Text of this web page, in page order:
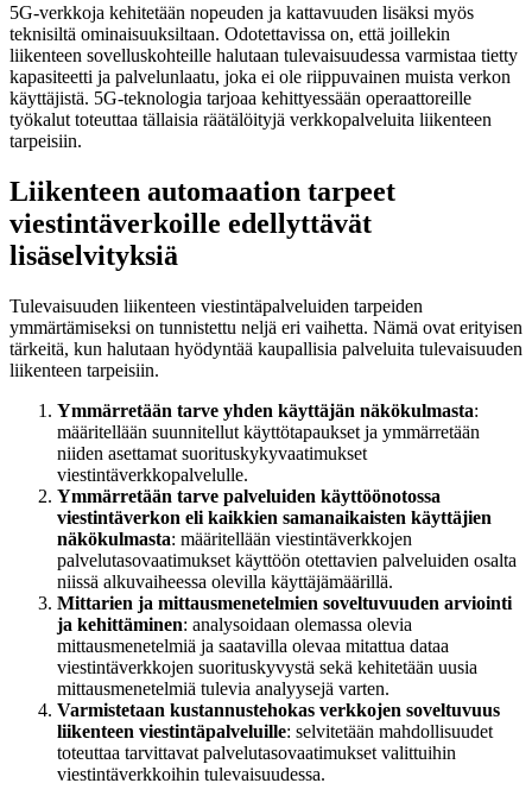
5G-verkkoja kehitetään nopeuden ja kattavuuden lisäksi myös
teknisiltä ominaisuuksiltaan. Odotettavissa on, että joillekin
liikenteen sovelluskohteille halutaan tulevaisuudessa varmistaa tietty
kapasiteetti ja palvelunlaatu, joka ei ole riippuvainen muista verkon
käyttäjistä. 5G-teknologia tarjoaa kehittyessään operaattoreille
työkalut toteuttaa tällaisia räätälöityjä verkkopalveluita liikenteen
tarpeisiin.
Liikenteen automaation tarpeet
viestintäverkoille edellyttävät
lisäselvityksiä
Tulevaisuuden liikenteen viestintäpalveluiden tarpeiden
ymmärtämiseksi on tunnistettu neljä eri vaihetta. Nämä ovat erityisen
tärkeitä, kun halutaan hyödyntää kaupallisia palveluita tulevaisuuden
liikenteen tarpeisiin.
Ymmärretään tarve yhden käyttäjän näkökulmasta:
määritellään suunnitellut käyttötapaukset ja ymmärretään
niiden asettamat suorituskykyvaatimukset
viestintäverkkopalvelulle.
Ymmärretään tarve palveluiden käyttöönotossa
viestintäverkon eli kaikkien samanaikaisten käyttäjien
näkökulmasta: määritellään viestintäverkkojen
palvelutasovaatimukset käyttöön otettavien palveluiden osalta
niissä alkuvaiheessa olevilla käyttäjämäärillä.
Mittarien ja mittausmenetelmien soveltuvuuden arviointi
ja kehittäminen: analysoidaan olemassa olevia
mittausmenetelmiä ja saatavilla olevaa mitattua dataa
viestintäverkkojen suorituskyvystä sekä kehitetään uusia
mittausmenetelmiä tulevia analyysejä varten.
Varmistetaan kustannustehokas verkkojen soveltuvuus
liikenteen viestintäpalveluille: selvitetään mahdollisuudet
toteuttaa tarvittavat palvelutasovaatimukset valittuihin
viestintäverkkoihin tulevaisuudessa.